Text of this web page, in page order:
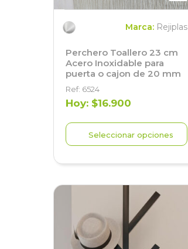
Marca: Rejiplas
Perchero Toallero 23 cm
Acero Inoxidable para
puerta o cajon de 20 mm
Ref: 6524
Hoy: $16.900
Seleccionar opciones